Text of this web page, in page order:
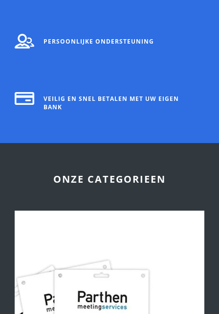
PERSOONLIJKE ONDERSTEUNING
VEILIG EN SNEL BETALEN MET UW EIGEN
BANK
ONZE CATEGORIEEN